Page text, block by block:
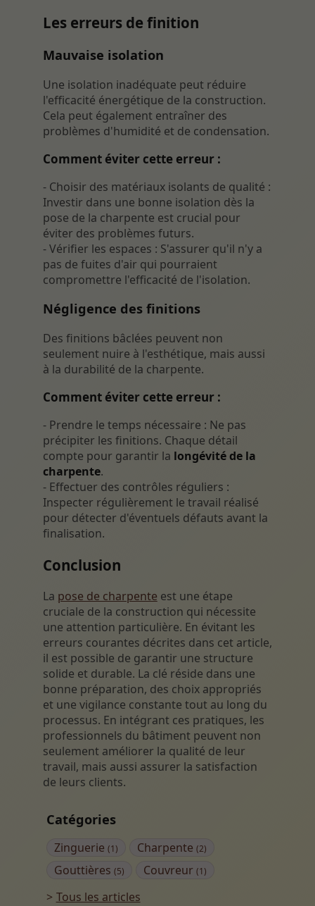
Catégories
Zinguerie (1) Charpente(2)
Gouttières (5) Couvreur(1)
Tous les articles
Les erreurs de finition
Mauvaise isolation
Une isolation inadéquate peut réduire
l'efficacité énergétique de la construction.
Cela peut également entraîner des
problèmes d'humidité et de condensation.
Comment éviter cette erreur :
- Choisir des matériaux isolants de qualité :
Investir dans une bonne isolation dès la
pose de la charpente est crucial pour
éviter des problèmes futurs.
- Vérifier les espaces : S'assurer qu'il n'y a
pas de fuites d'air qui pourraient
compromettre l'efficacité de l'isolation.
Négligence des finitions
Des finitions bâclées peuvent non
seulement nuire à l'esthétique, mais aussi
à la durabilité de la charpente.
Comment éviter cette erreur :
- Prendre le temps nécessaire : Ne pas
précipiter les finitions. Chaque détail
compte pour garantir la longévité de la
charpente.
- Effectuer des contrôles réguliers :
Inspecter régulièrement le travail réalisé
pour détecter d'éventuels défauts avant la
finalisation.
Conclusion
La pose de charpente est une étape
cruciale de la construction qui nécessite
une attention particulière. En évitant les
erreurs courantes décrites dans cet article,
il est possible de garantir une structure
solide et durable. La clé réside dans une
bonne préparation, des choix appropriés
et une vigilance constante tout au long du
processus. En intégrant ces pratiques, les
professionnels du bâtiment peuvent non
seulement améliorer la qualité de leur
travail, mais aussi assurer la satisfaction
de leurs clients.